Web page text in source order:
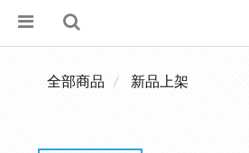
全部商品 新品上架